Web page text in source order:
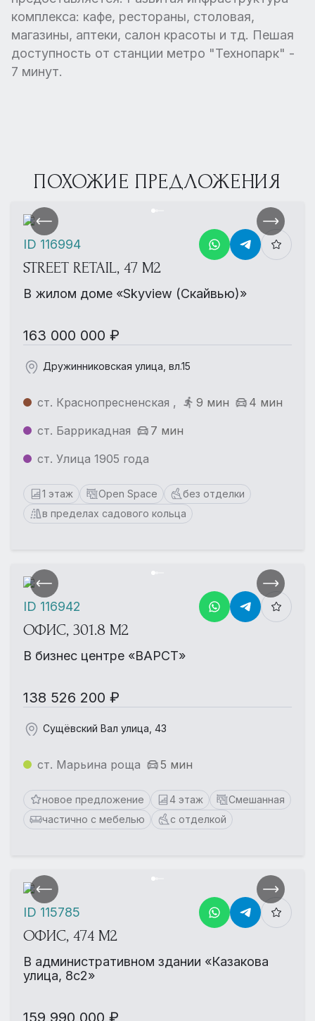
комплекса: кафе, рестораны, столовая,
магазины, аптеки, салон красоты и тд. Пешая
доступность от станции метро "Технопарк" -
7 минут.
ПОХОЖИЕ ПРЕДЛОЖЕНИЯ
STREET RETAIL, 47 М2
В жилом доме «Skyview (Скайвью)»
163 000 000 ₽
Дружинниковская улица, вл.15
ст. Краснопресненская , 9 мин
4 мин
ст. Баррикадная
7 мин
ст. Улица 1905 года
1 этаж Open Space
без отделки
в пределах садового кольца
ID 116994
ОФИС, 301.8 М2
В бизнес центре «ВАРСТ»
138 526 200 ₽
Сущёвский Вал улица, 43
ст. Марьина роща 5 мин
новое предложение 4 этаж
Смешанная
частично с мебелью
с отделкой
ID 116942
ОФИС, 474 М2
В административном здании «Казакова
улица, 8с2»
159 990 000 ₽
ID 115785